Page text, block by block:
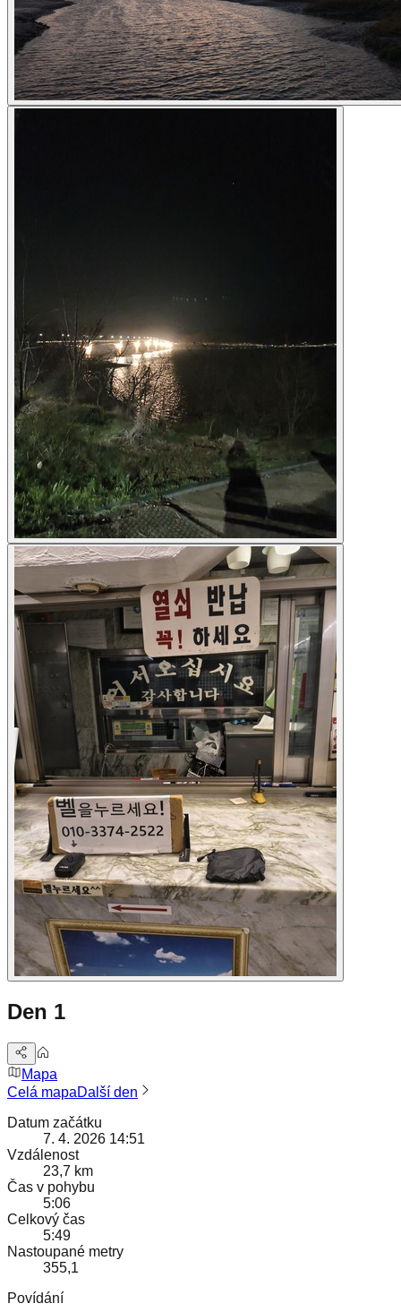
Den 1
Mapa
Celá mapaDalší den
Datum začátku
7. 4. 2026 14:51
Vzdálenost
23,7 km
Čas v pohybu
5:06
Celkový čas
5:49
Nastoupané metry
355,1
Povídání